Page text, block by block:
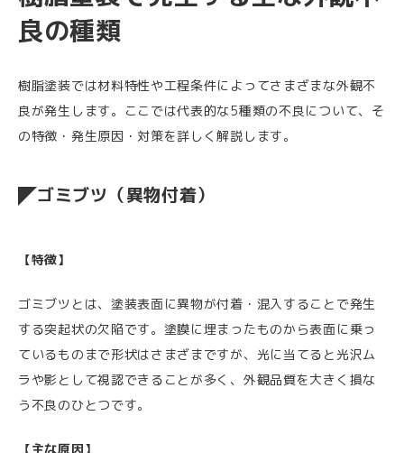
良の種類
樹脂塗装では材料特性や工程条件によってさまざまな外観不
良が発生します。ここでは代表的な5種類の不良について、そ
の特徴・発生原因・対策を詳しく解説します。
ゴミブツ（異物付着）
【特徴】
ゴミブツとは、塗装表面に異物が付着・混入することで発生
する突起状の欠陥です。塗膜に埋まったものから表面に乗っ
ているものまで形状はさまざまですが、光に当てると光沢ム
ラや影として視認できることが多く、外観品質を大きく損な
う不良のひとつです。
【主な原因】